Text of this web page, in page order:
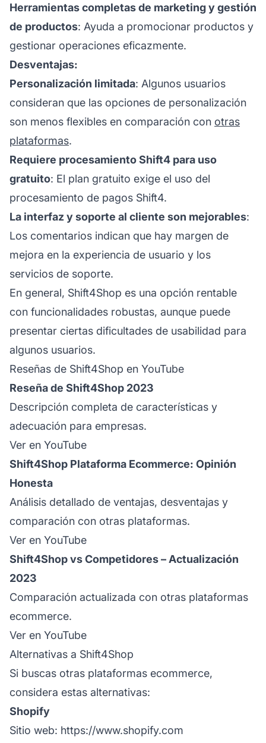
Herramientas completas de marketing y gestión
de productos: Ayuda a promocionar productos y
gestionar operaciones eficazmente.
Desventajas:
Personalización limitada: Algunos usuarios
consideran que las opciones de personalización
son menos flexibles en comparación con otras
plataformas.
Requiere procesamiento Shift4 para uso
gratuito: El plan gratuito exige el uso del
procesamiento de pagos Shift4.
La interfaz y soporte al cliente son mejorables:
Los comentarios indican que hay margen de
mejora en la experiencia de usuario y los
servicios de soporte.
En general, Shift4Shop es una opción rentable
con funcionalidades robustas, aunque puede
presentar ciertas dificultades de usabilidad para
algunos usuarios.
Reseñas de Shift4Shop en YouTube
Reseña de Shift4Shop 2023
Descripción completa de características y
adecuación para empresas.
Ver en YouTube
Shift4Shop Plataforma Ecommerce: Opinión
Honesta
Análisis detallado de ventajas, desventajas y
comparación con otras plataformas.
Ver en YouTube
Shift4Shop vs Competidores – Actualización
2023
Comparación actualizada con otras plataformas
ecommerce.
Ver en YouTube
Alternativas a Shift4Shop
Si buscas otras plataformas ecommerce,
considera estas alternativas:
Shopify
Sitio web: https://www.shopify.com